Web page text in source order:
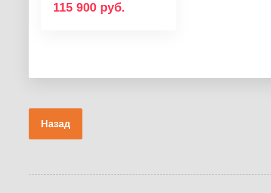
115 900 руб.
Назад